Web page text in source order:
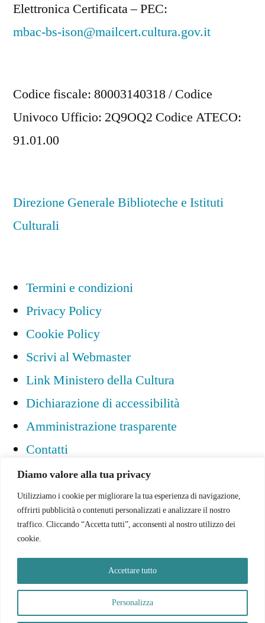
Diamo valore alla tua privacy
Utilizziamo i cookie per migliorare la tua esperienza di navigazione,
offrirti pubblicità o contenuti personalizzati e analizzare il nostro
traffico. Cliccando “Accetta tutti”, acconsenti al nostro utilizzo dei
cookie.
Personalizza
Accettare tutto
Elettronica Certificata – PEC:
mbac-bs-ison@mailcert.cultura.gov.it
Codice fiscale: 80003140318 / Codice
Univoco Ufficio: 2Q9OQ2 Codice ATECO:
91.01.00
Direzione Generale Biblioteche e Istituti
Culturali
Termini e condizioni
Privacy Policy
Cookie Policy
Scrivi al Webmaster
Link Ministero della Cultura
Dichiarazione di accessibilità
Amministrazione trasparente
Contatti
Ministero della Cultura– Biblioteca Statale
Proudly powered by